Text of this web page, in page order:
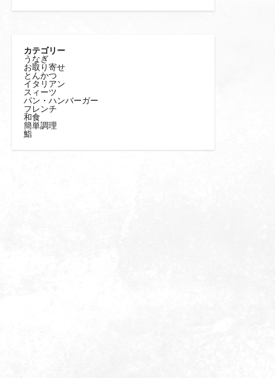
カテゴリー
うなぎ
お取り寄せ
とんかつ
イタリアン
スィーツ
パン・ハンバーガー
フレンチ
和食
簡単調理
鮨